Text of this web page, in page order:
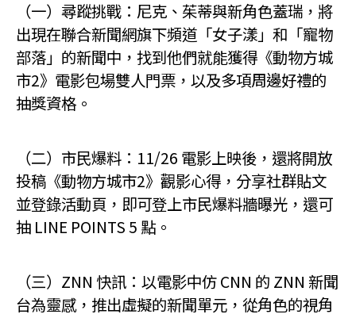
（一）尋蹤挑戰：尼克、茱蒂與新角色蓋瑞，將
出現在聯合新聞網旗下頻道「女子漾」和「寵物
部落」的新聞中，找到他們就能獲得《動物方城
市2》電影包場雙人門票，以及多項周邊好禮的
抽獎資格。
（二）市民爆料：11/26 電影上映後，還將開放
投稿《動物方城市2》觀影心得，分享社群貼文
並登錄活動頁，即可登上市民爆料牆曝光，還可
抽 LINE POINTS 5 點。
（三）ZNN 快訊：以電影中仿 CNN 的 ZNN 新聞
台為靈感，推出虛擬的新聞單元，從角色的視角